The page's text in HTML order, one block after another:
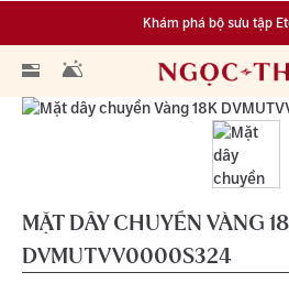
Khám phá bộ sưu tập
Đa dạng lựa chọn tích luỹ từ
MẶT DÂY CHUYỀN VÀNG
DVMUTVV0000S324